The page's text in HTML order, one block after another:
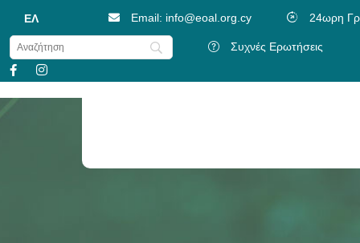
ΕΛ Email: info@eoal.org.cy 24ωρη
Συχνές Ερωτήσεις